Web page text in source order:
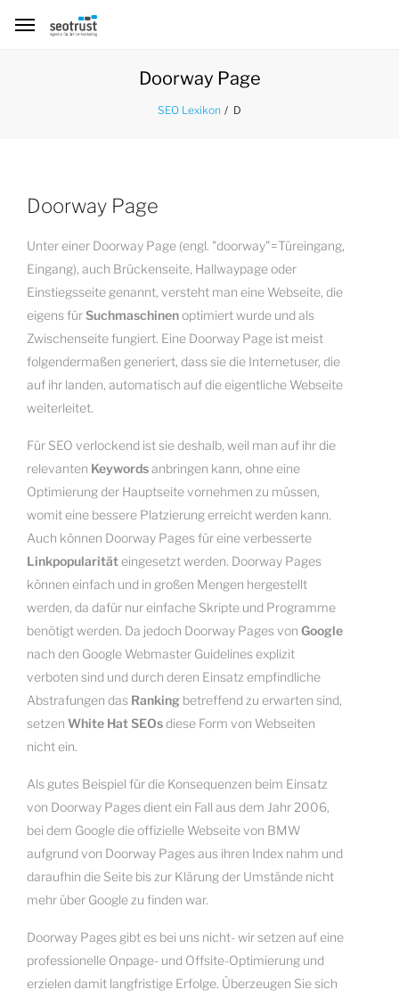
Doorway Page
SEO Lexikon D
Doorway Page
Unter einer Doorway Page (engl. "doorway"=Türeingang,
Eingang), auch Brückenseite, Hallwaypage oder
Einstiegsseite genannt, versteht man eine Webseite, die
eigens fürSuchmaschinenoptimiert wurde und als
Zwischenseite fungiert. Eine Doorway Page ist meist
folgendermaßen generiert, dass sie die Internetuser, die
auf ihr landen, automatisch auf die eigentliche Webseite
weiterleitet.
Für SEO verlockend ist sie deshalb, weil man auf ihr die
relevanten Keywordsanbringen kann, ohne eine
Optimierung der Hauptseite vornehmen zu müssen,
womit eine bessere Platzierung erreicht werden kann.
Auch können Doorway Pages für eine verbesserte
Linkpopularitäteingesetzt werden. Doorway Pages
können einfach und in großen Mengen hergestellt
werden, da dafür nur einfache Skripte und Programme
benötigt werden. Da jedoch Doorway Pages von Google
nach den Google Webmaster Guidelines explizit
verboten sind und durch deren Einsatz empfindliche
Abstrafungen das Ranking betreffend zu erwarten sind,
setzen White Hat SEOsdiese Form von Webseiten
nicht ein.
Als gutes Beispiel für die Konsequenzen beim Einsatz
von Doorway Pages dient ein Fall aus dem Jahr 2006,
bei dem Google die offizielle Webseite von BMW
aufgrund von Doorway Pages aus ihren Index nahm und
daraufhin die Seite bis zur Klärung der Umstände nicht
mehr über Google zu finden war.
Doorway Pages gibt es bei uns nicht- wir setzen auf eine
professionelle Onpage- und Offsite-Optimierung und
erzielen damit langfristige Erfolge. Überzeugen Sie sich